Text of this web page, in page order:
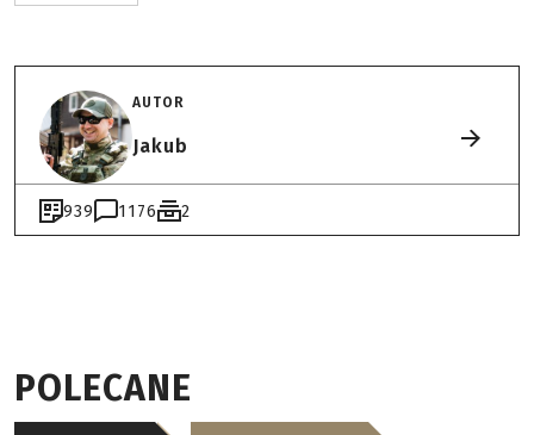
AUTOR
Jakub
939 1176 2
POLECANE